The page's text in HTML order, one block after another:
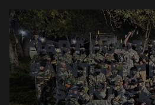
DART FOOT
SAINT-
SAINTE-